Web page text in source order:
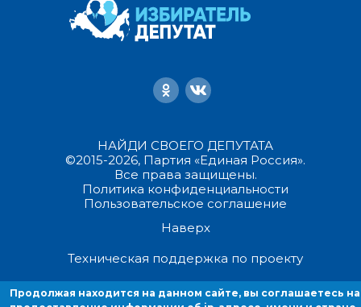
НАЙДИ СВОЕГО ДЕПУТАТА
©2015-2026, Партия «Единая Россия».
Все права защищены.
Политика конфиденциальности
Пользовательское соглашение
Наверх
Техническая поддержка по проекту
Продолжая находиться на данном сайте, вы соглашаетесь на
Продолжая находится на данном сайте, вы соглашаетесь на